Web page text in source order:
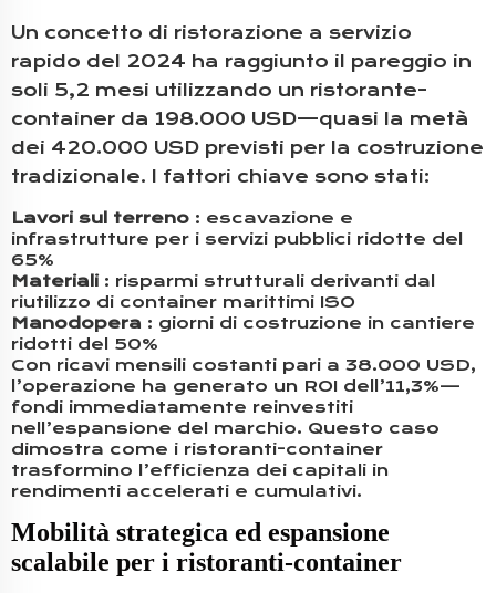
Un concetto di ristorazione a servizio
rapido del 2024 ha raggiunto il pareggio in
soli 5,2 mesi utilizzando un ristorante-
container da 198.000 USD—quasi la metà
dei 420.000 USD previsti per la costruzione
tradizionale. I fattori chiave sono stati:
Lavori sul terreno : escavazione e
infrastrutture per i servizi pubblici ridotte del
65%
Materiali : risparmi strutturali derivanti dal
riutilizzo di container marittimi ISO
Manodopera : giorni di costruzione in cantiere
ridotti del 50%
Con ricavi mensili costanti pari a 38.000 USD,
l’operazione ha generato un ROI dell’11,3%—
fondi immediatamente reinvestiti
nell’espansione del marchio. Questo caso
dimostra come i ristoranti-container
trasformino l’efficienza dei capitali in
rendimenti accelerati e cumulativi.
Mobilità strategica ed espansione
scalabile per i ristoranti-container